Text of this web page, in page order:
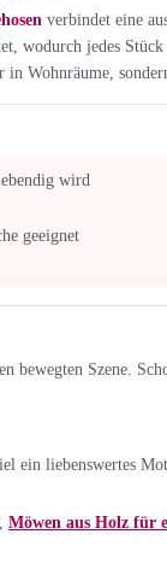
verbindet eine
wodurch jedes
Wohnräume,
wird
geeignet
bewegten Szene.
ein liebenswertes
Möwen aus Holz für